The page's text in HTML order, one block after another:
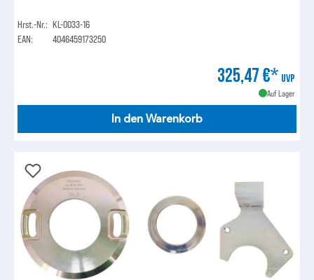
Hrst.-Nr.: KL-0033-16
EAN:
4046459173250
325,47 €* UVP
Auf Lager
In den Warenkorb